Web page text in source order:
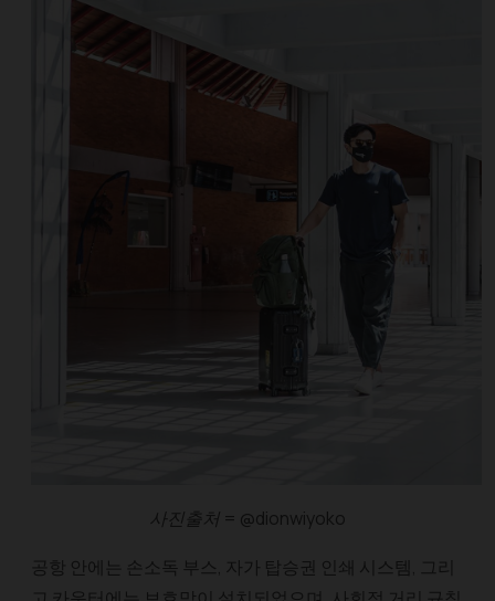
사진출처 = @dionwiyoko
공항 안에는 손소독 부스, 자가 탑승권 인쇄 시스템, 그리